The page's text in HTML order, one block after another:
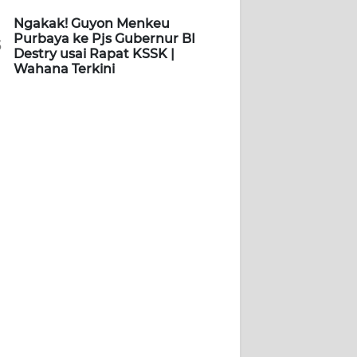
Ngakak! Guyon Menkeu
Purbaya ke Pjs Gubernur BI
Destry usai Rapat KSSK |
Wahana Terkini